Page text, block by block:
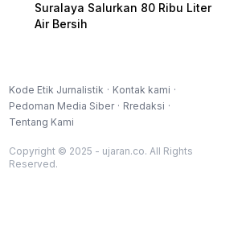
Suralaya Salurkan 80 Ribu Liter
Air Bersih
Kode Etik Jurnalistik
Kontak kami
Pedoman Media Siber
Rredaksi
Tentang Kami
Copyright © 2025 - ujaran.co. All Rights
Reserved.